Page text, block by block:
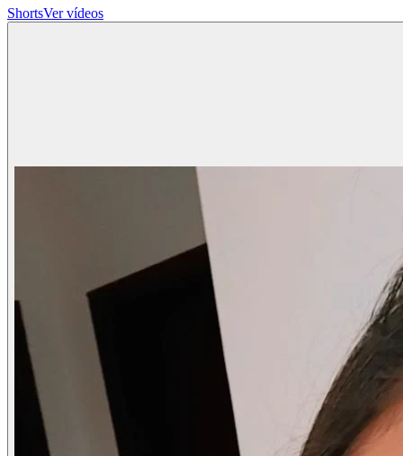
ShortsVer vídeos